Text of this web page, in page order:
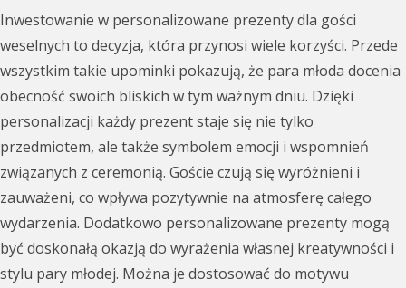
Inwestowanie w personalizowane prezenty dla gości
weselnych to decyzja, która przynosi wiele korzyści. Przede
wszystkim takie upominki pokazują, że para młoda docenia
obecność swoich bliskich w tym ważnym dniu. Dzięki
personalizacji każdy prezent staje się nie tylko
przedmiotem, ale także symbolem emocji i wspomnień
związanych z ceremonią. Goście czują się wyróżnieni i
zauważeni, co wpływa pozytywnie na atmosferę całego
wydarzenia. Dodatkowo personalizowane prezenty mogą
być doskonałą okazją do wyrażenia własnej kreatywności i
stylu pary młodej. Można je dostosować do motywu